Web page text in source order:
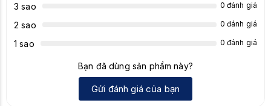
3 sao 0 đánh giá
2 sao 0 đánh giá
1 sao 0 đánh giá
Bạn đã dùng sản phẩm này?
Gửi đánh giá của bạn